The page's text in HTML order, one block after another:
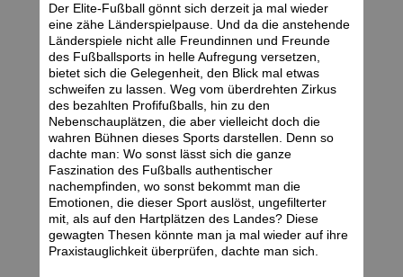
Der Elite-Fußball gönnt sich derzeit ja mal wieder
eine zähe Länderspielpause. Und da die anstehende
Länderspiele nicht alle Freundinnen und Freunde
des Fußballsports in helle Aufregung versetzen,
bietet sich die Gelegenheit, den Blick mal etwas
schweifen zu lassen. Weg vom überdrehten Zirkus
des bezahlten Profifußballs, hin zu den
Nebenschauplätzen, die aber vielleicht doch die
wahren Bühnen dieses Sports darstellen. Denn so
dachte man: Wo sonst lässt sich die ganze
Faszination des Fußballs authentischer
nachempfinden, wo sonst bekommt man die
Emotionen, die dieser Sport auslöst, ungefilterter
mit, als auf den Hartplätzen des Landes? Diese
gewagten Thesen könnte man ja mal wieder auf ihre
Praxistauglichkeit überprüfen, dachte man sich.